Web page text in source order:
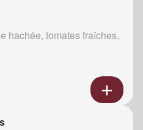
hachée, tomates fraîches,